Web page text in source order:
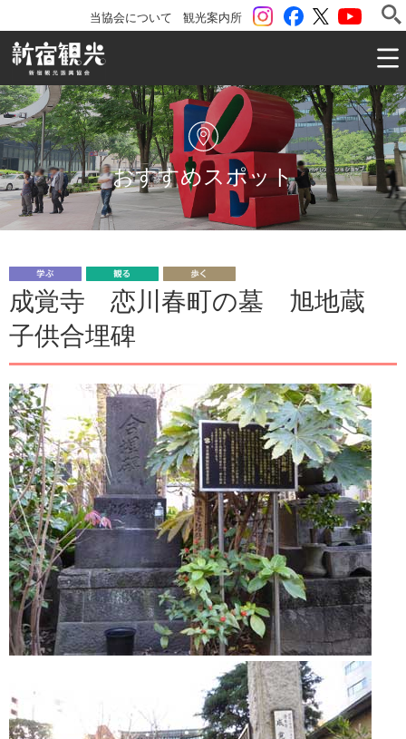
ツイッター
Facebook
instagram
観光案内所
当協会について
一般社団法人 新宿観光振興協会 Shinjuku
おすすめスポット
ぶ
く
成覚寺 恋川春町の墓 旭地蔵
子供合埋碑